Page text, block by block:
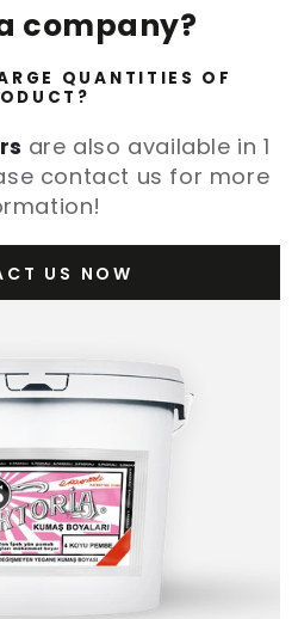
company?
QUANTITIES OF
are also available in 1
contact us for more
US NOW